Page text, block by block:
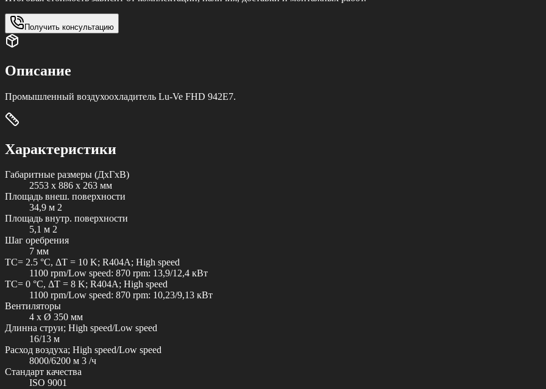
Получить консультацию
Описание
Промышленный воздухоохладитель Lu-Ve FHD 942E7.
Характеристики
Габаритные размеры (ДxГxВ)
2553 x 886 x 263 мм
Площадь внеш. поверхности
34,9 м 2
Площадь внутр. поверхности
5,1 м 2
Шаг оребрения
7 мм
TC= 2.5 °C, ΔT = 10 K; R404A; High speed
1100 rpm/Low speed: 870 rpm: 13,9/12,4 кВт
TC= 0 °C, ΔT = 8 K; R404A; High speed
1100 rpm/Low speed: 870 rpm: 10,23/9,13 кВт
Вентиляторы
4 x Ø 350 мм
Длинна струи; High speed/Low speed
16/13 м
Расход воздуха; High speed/Low speed
8000/6200 м 3 /ч
Стандарт качества
ISO 9001